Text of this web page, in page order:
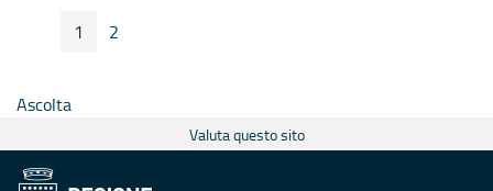
Pagina Precedente
Pagina
1 Pagina
2
Ascolta
Valuta questo sito